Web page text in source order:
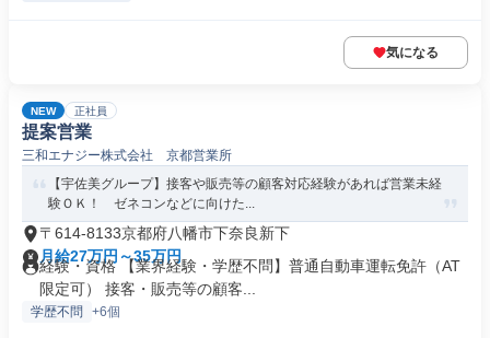
気になる
NEW 正社員
提案営業
三和エナジー株式会社 京都営業所
【宇佐美グループ】接客や販売等の顧客対応経験があれば営業未経
験ＯＫ！ ゼネコンなどに向けた...
〒614-8133京都府八幡市下奈良新下
月給27万円～35万円
経験・資格 【業界経験・学歴不問】普通自動車運転免許（AT
限定可） 接客・販売等の顧客...
学歴不問 +6個